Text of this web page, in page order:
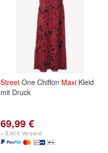
Street One Chiffon Maxi Kleid
mit Druck
69,99 €
+ 3,90 € Versand